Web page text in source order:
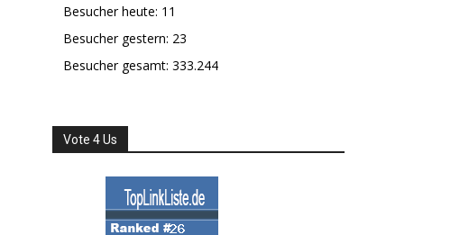
Besucher heute: 11
Besucher gestern: 23
Besucher gesamt: 333.244
Vote 4 Us